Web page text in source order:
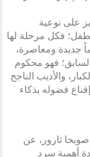
على نوعية
فكل مرحلة لها
جديدة ومعاصرة،
فهو محكوم
والأديب الناجح
فضوله بذكاء
ثارور، عن
أهمية سرد